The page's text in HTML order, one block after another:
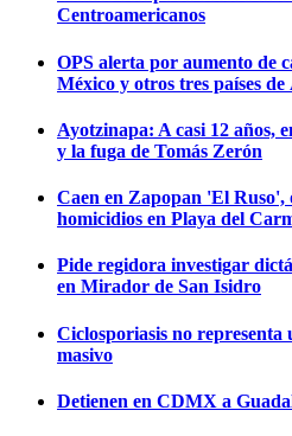
Centroamericanos
OPS alerta por aumento de
México y otros tres países de
Ayotzinapa: A casi 12 años,
y la fuga de Tomás Zerón
Caen en Zapopan 'El
homicidios en Playa del
Pide regidora investigar
en Mirador de San Isidro
Ciclosporiasis no representa
masivo
Detienen en CDMX a